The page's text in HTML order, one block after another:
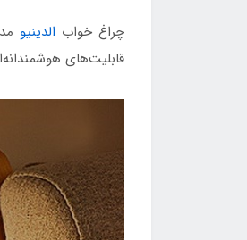
چراغ خواب الدینیو
قابلیت‌های